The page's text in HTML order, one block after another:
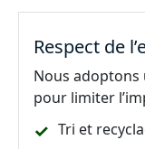
Respect de
Nous adoptons
pour limiter
Tri et